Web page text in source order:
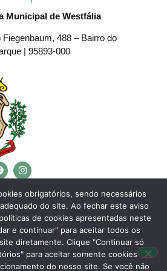
Municipal de Westfália
Fiegenbaum, 488 – Bairro do
| 95893-000
de Atendimento:
a sexta-feira:
obrigatórios, sendo necessários
do site. Ao fechar este aviso
de cookies apresentadas neste
e continuar" para aceitar todos os
diretamente. Clique "Continuar só
para aceitar somente cookies
do nosso site. Se você não